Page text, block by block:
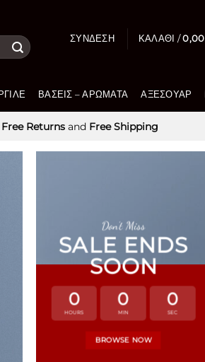
ΣΎΝΔΕΣΗ ΚΑΛΆΘΙ /0,00
ΒΆΣΕΙΣ – ΑΡΏΜΑΤΑ ΑΞΕΣΟΥΆΡ
Free Returns and Free Shipping
Don’t Miss
SALE ENDS
SOON
0
HOURS
0
MIN
0
SEC
BROWSE NOW